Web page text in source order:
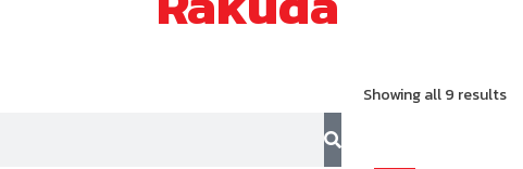
Showing all 9 results